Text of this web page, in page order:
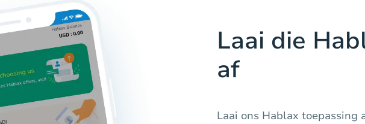
Laai die
af
Laai ons Hablax toepassing